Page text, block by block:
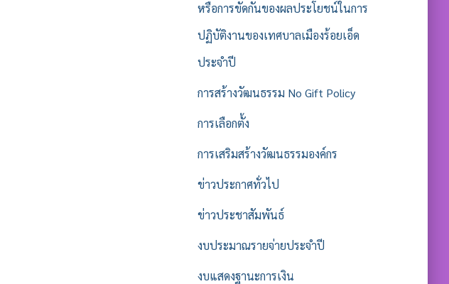
หรือการขัดกันของผลประโยชน์ในการ
ปฏิบัติงานของเทศบาลเมืองร้อยเอ็ด
ประจำปี
การสร้างวัฒนธรรม No Gift Policy
การเลือกตั้ง
การเสริมสร้างวัฒนธรรมองค์กร
ข่าวประกาศทั่วไป
ข่าวประชาสัมพันธ์
งบประมาณรายจ่ายประจำปี
งบแสดงฐานะการเงิน